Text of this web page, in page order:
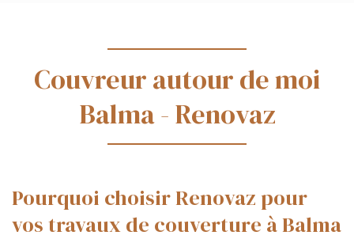
Couvreur autour de moi
Balma - Renovaz
Pourquoi choisir Renovaz pour
vos travaux de couverture à Balma